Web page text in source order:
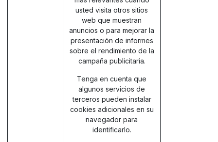
usted visita otros sitios
web que muestran
anuncios o para mejorar la
presentación de informes
sobre el rendimiento de la
campaña publicitaria.
Tenga en cuenta que
algunos servicios de
terceros pueden instalar
cookies adicionales en su
navegador para
identificarlo.